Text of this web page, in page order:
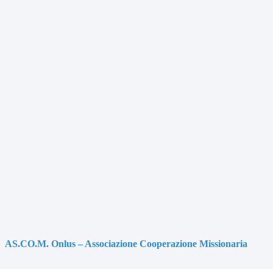
AS.CO.M. Onlus – Associazione Cooperazione Missionaria